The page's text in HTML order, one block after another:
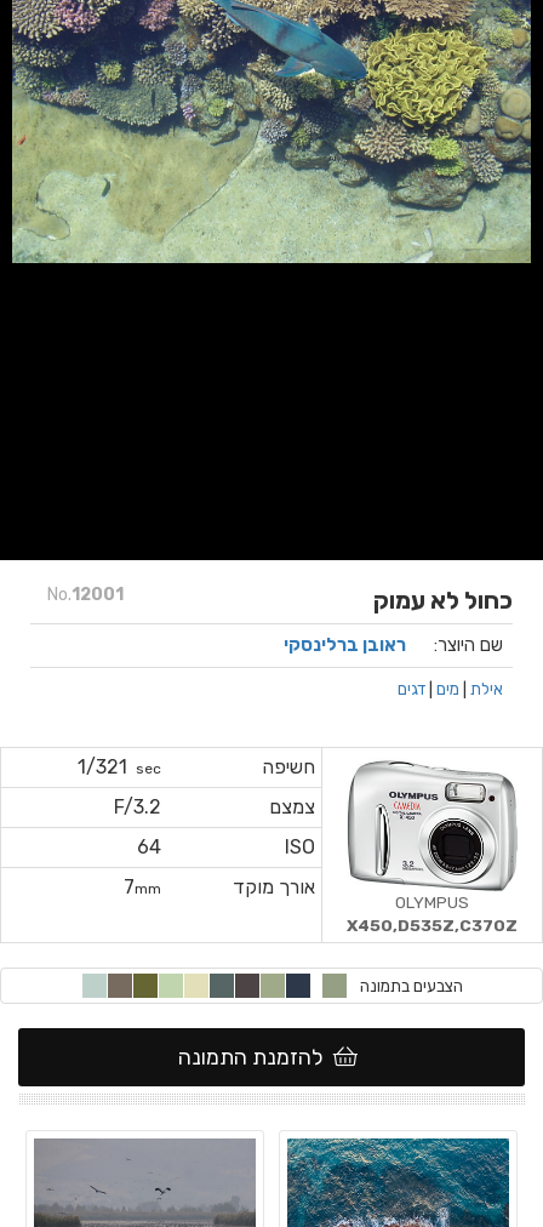
No.12001 כחול לא עמוק
שם היוצר: ראובן ברלינסקי
אילת מים דגים
חשיפה sec
1/321
צמצם
F/3.2
ISO
64
אורך מוקד
7mm
OLYMPUS
X450,D535Z,C370Z
הצבעים בתמונה
להזמנת התמונה